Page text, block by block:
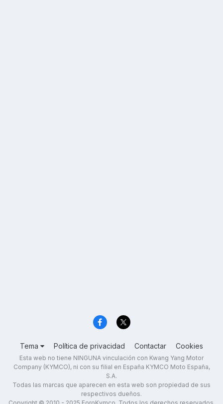
Tema Política de privacidad Contactar Cookies
Esta web no tiene NINGUNA vinculación con Kwang Yang Motor
Company (KYMCO), ni con su filial en España KYMCO Moto España,
S.A.
Todas las marcas que aparecen en esta web son propiedad de sus
respectivos dueños.